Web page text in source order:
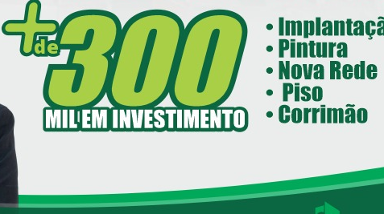
11/05/2026 08:00
Secretaria de Indústria, Comércio - SEIC
Distrito Industrial de Loanda avança e
entra em fase final de implantação
Loanda avança na habitação com o
Residencial Esperança